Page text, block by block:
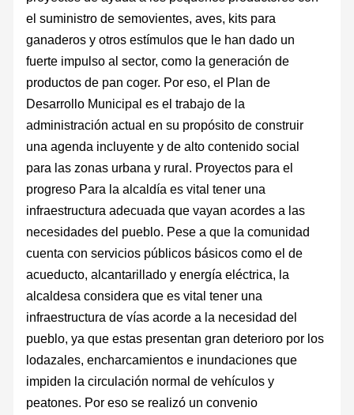
el suministro de semovientes, aves, kits para
ganaderos y otros estímulos que le han dado un
fuerte impulso al sector, como la generación de
productos de pan coger. Por eso, el Plan de
Desarrollo Municipal es el trabajo de la
administración actual en su propósito de construir
una agenda incluyente y de alto contenido social
para las zonas urbana y rural. Proyectos para el
progreso Para la alcaldía es vital tener una
infraestructura adecuada que vayan acordes a las
necesidades del pueblo. Pese a que la comunidad
cuenta con servicios públicos básicos como el de
acueducto, alcantarillado y energía eléctrica, la
alcaldesa considera que es vital tener una
infraestructura de vías acorde a la necesidad del
pueblo, ya que estas presentan gran deterioro por los
lodazales, encharcamientos e inundaciones que
impiden la circulación normal de vehículos y
peatones. Por eso se realizó un convenio